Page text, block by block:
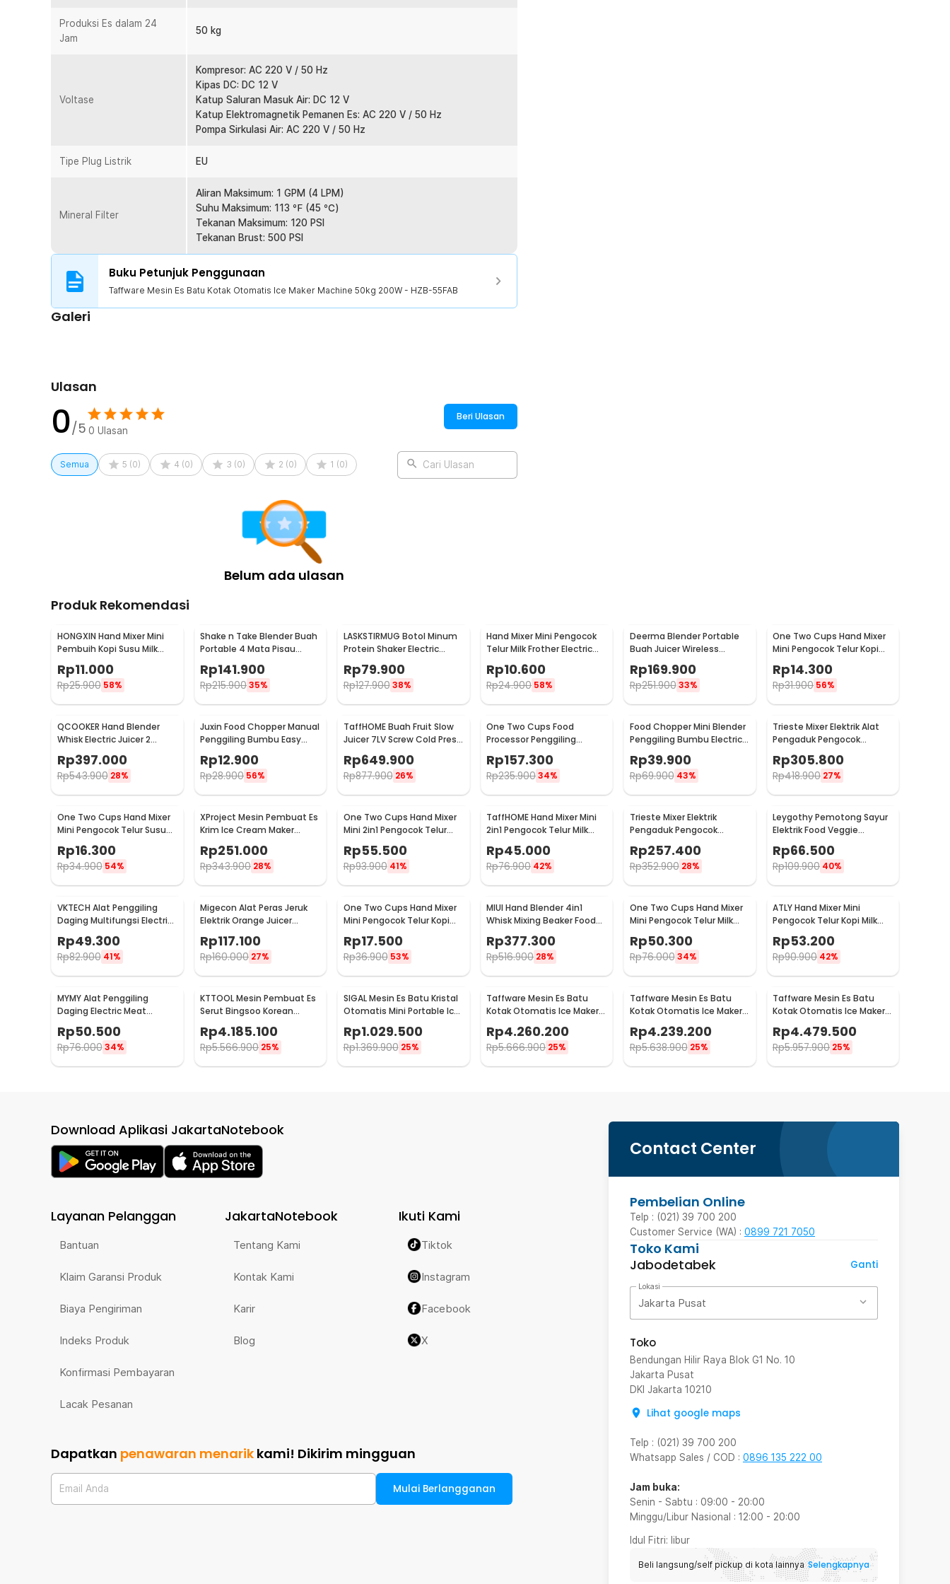
2 x Selang Putih
1 x Selang Bergelombang
Produksi Es dalam 24
Jam
50 kg
Voltase
Kompresor: AC 220 V / 50 Hz
Kipas DC: DC 12 V
Katup Saluran Masuk Air: DC 12 V
Katup Elektromagnetik Pemanen Es: AC 220 V / 50 Hz
Pompa Sirkulasi Air: AC 220 V / 50 Hz
Tipe Plug Listrik EU
Mineral Filter
Aliran Maksimum: 1 GPM (4 LPM)
Suhu Maksimum: 113 ℉ (45 ℃)
Tekanan Maksimum: 120 PSI
Tekanan Brust: 500 PSI
Buku Petunjuk Penggunaan
Taffware Mesin Es Batu Kotak Otomatis Ice Maker Machine 50kg 200W - HZB-55FAB
Galeri
Ulasan
0/5 0 Ulasan
Beri Ulasan
Semua 5 (0) 4 (0) 3 (0) 2 (0) 1 (0) Cari Ulasan
Belum ada ulasan
Produk Rekomendasi
HONGXIN Hand Mixer Mini
Pembuih Kopi Susu Milk
MS-3089
Rp11.000
Rp25.900 58%
Shake n Take Blender Buah
Portable 4 Mata Pisau
Rp141.900
Rp215.90035%
LASKSTIRMUG Botol Minum
Protein Shaker Electric
1505
Rp79.900
Rp127.900 38%
Hand Mixer Mini Pengocok
Telur Milk Frother Electric
Battery Power - HMP16
Rp10.600
Rp24.900 58%
Deerma Blender Portable
Buah Juicer Wireless
1500mAh 400ml - DEM-
NU05
Rp169.900
Rp251.900 33%
One Two Cups Hand Mixer
Mini Pengocok Telur Kopi
Milk Frother Battery -
HMP35
Rp14.300
Rp31.900 56%
QCOOKER Hand Blender
Whisk Electric Juicer 2
Speed - CD-HB01
Rp397.000
Rp543.900 28%
Juxin Food Chopper Manual
Penggiling Bumbu Easy
Rp12.900
Rp28.900 56%
TaffHOME Buah Fruit Slow
Juicer 7LV Screw Cold Press
Extractor Machine - JE-
B03BH
Rp649.900
Rp877.900 26%
One Two Cups Food
Processor Penggiling
Daging Meat Grinder 2L
200W - JJ-1966
Rp157.300
Rp235.90034%
Food Chopper Mini Blender
Penggiling Bumbu Electric
USB Charge 23W 250ml -
SR01
Rp39.900
Rp69.900 43%
Trieste Mixer Elektrik Alat
Pengaduk Pengocok
Minuman Otomatis 100W -
HSM-705S
Rp305.800
Rp418.900 27%
One Two Cups Hand Mixer
Mini Pengocok Telur Susu
Milk Frother Battery -
HMP30
Rp16.300
Rp34.900 54%
XProject Mesin Pembuat Es
Krim Ice Cream Maker
Rp251.000
Rp343.900 28%
One Two Cups Hand Mixer
Mini 2in1 Pengocok Telur
Rp55.500
Rp93.900 41%
TaffHOME Hand Mixer Mini
2in1 Pengocok Telur Milk
Rp45.000
Rp76.900 42%
Trieste Mixer Elektrik
Pengaduk Pengocok
2300RPM - HSM-705
Rp257.400
Rp352.900 28%
Leygothy Pemotong Sayur
Elektrik Food Veggie
Chopper Portable 4in1 -
LE40
Rp66.500
Rp109.900 40%
VKTECH Alat Penggiling
Daging Multifungsi Electric
Meat Grinder 350ml - MY-
01
Rp49.300
Rp82.900 41%
Migecon Alat Peras Jeruk
Elektrik Orange Juicer
MDC1
Rp117.100
Rp160.000 27%
One Two Cups Hand Mixer
Mini Pengocok Telur Kopi
HMP40
Rp17.500
Rp36.900 53%
MIUI Hand Blender 4in1
Whisk Mixing Beaker Food
Processor 15000RPM - H1
Rp377.300
Rp516.900 28%
One Two Cups Hand Mixer
Mini Pengocok Telur Milk
Frother Double Layer -
MFB1501A
Rp50.300
Rp76.000 34%
ATLY Hand Mixer Mini
Pengocok Telur Kopi Milk
Frother Handheld - HMW05
Rp53.200
Rp90.900 42%
MYMY Alat Penggiling
Daging Electric Meat
350ml - MY-01
Rp50.500
Rp76.000 34%
KTTOOL Mesin Pembuat Es
Serut Bingsoo Korean
Snowflake Ice Shaving -
ZB-XBJ60
Rp4.185.100
Rp5.566.900 25%
SIGAL Mesin Es Batu Kristal
Otomatis Mini Portable Ice
Rp1.029.500
Rp1.369.900 25%
Taffware Mesin Es Batu
Kotak Otomatis Ice Maker
Machine 70kg 220W - HZB-
60FAB
Rp4.260.200
Rp5.666.900 25%
Taffware Mesin Es Batu
Kotak Otomatis Ice Maker
Machine 80kg 200W - HZB-
70FAB
Rp4.239.200
Rp5.638.900 25%
Taffware Mesin Es Batu
Kotak Otomatis Ice Maker
80FAB
Rp4.479.500
Rp5.957.900 25%
Contact Center
Pembelian Online
Telp : (021) 39 700 200
Customer Service (WA) : 0899 721 7050
Toko Kami
Jabodetabek
Ganti
Lokasi
Jakarta Pusat
Toko
Bendungan Hilir Raya Blok G1 No. 10
Jakarta Pusat
DKI Jakarta 10210
Lihat google maps
Telp : (021) 39 700 200
Whatsapp Sales / COD : 0896 135 222 00
Jam buka:
Senin - Sabtu : 09:00 - 20:00
Minggu/Libur Nasional : 12:00 - 20:00
Idul Fitri: libur
Beli langsung/self pickup di kota lainnya Selengkapnya
Download Aplikasi JakartaNotebook
Layanan Pelanggan
Bantuan
Klaim Garansi Produk
Biaya Pengiriman
Indeks Produk
Konfirmasi Pembayaran
Lacak Pesanan
JakartaNotebook
Tentang Kami
Kontak Kami
Karir
Blog
Ikuti Kami
Tiktok
Instagram
Facebook
X
Dapatkan penawaran menarik kami! Dikirim mingguan
Email Anda Mulai Berlangganan